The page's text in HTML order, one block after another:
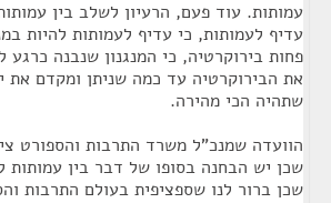
עמותות. עוד פעם, הרעיון לשלב בין
עדיף לעמותות, כי עדיף לעמותות להיות
פחות בירוקרטיה, כי המנגנון שנבנה
את הבירוקרטיה עד כמה שניתן ומקדם את
שתהיה הכי מהירה.
הוועדה שמנכ"ל משרד התרבות והספורט
שכן יש הבחנה בסופו של דבר בין עמותות
שכן ברור לנו שספציפית בעולם התרבות